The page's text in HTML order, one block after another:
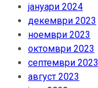
јануари 2024
декември 2023
ноември 2023
октомври 2023
септември 2023
август 2023